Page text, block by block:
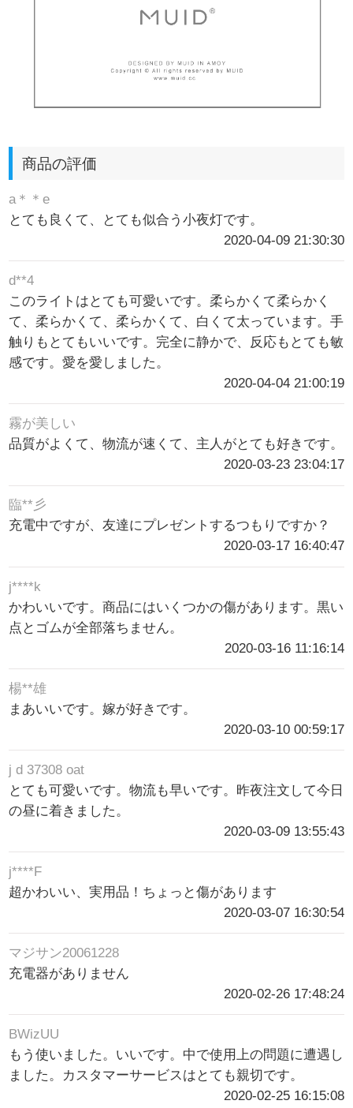
商品の評価
a＊＊e
とても良くて、とても似合う小夜灯です。
2020-04-09 21:30:30
d**4
このライトはとても可愛いです。柔らかくて柔らかく
て、柔らかくて、柔らかくて、白くて太っています。手
触りもとてもいいです。完全に静かで、反応もとても敏
感です。愛を愛しました。
2020-04-04 21:00:19
霧が美しい
品質がよくて、物流が速くて、主人がとても好きです。
2020-03-23 23:04:17
臨**彡
充電中ですが、友達にプレゼントするつもりですか？
2020-03-17 16:40:47
j****k
かわいいです。商品にはいくつかの傷があります。黒い
点とゴムが全部落ちません。
2020-03-16 11:16:14
楊**雄
まあいいです。嫁が好きです。
2020-03-10 00:59:17
j d 37308 oat
とても可愛いです。物流も早いです。昨夜注文して今日
の昼に着きました。
2020-03-09 13:55:43
j****F
超かわいい、実用品！ちょっと傷があります
2020-03-07 16:30:54
マジサン20061228
充電器がありません
2020-02-26 17:48:24
BWizUU
もう使いました。いいです。中で使用上の問題に遭遇し
ました。カスタマーサービスはとても親切です。
2020-02-25 16:15:08